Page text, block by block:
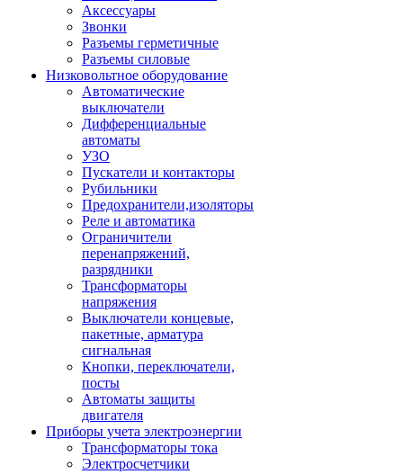
Аксессуары
Звонки
Разъемы герметичные
Разъемы силовые
Низковольтное оборудование
Автоматические
выключатели
Дифференциальные
автоматы
УЗО
Пускатели и контакторы
Рубильники
Предохранители,изоляторы
Реле и автоматика
Ограничители
перенапряжений,
разрядники
Трансформаторы
напряжения
Выключатели концевые,
пакетные, арматура
сигнальная
Кнопки, переключатели,
посты
Автоматы защиты
двигателя
Приборы учета электроэнергии
Трансформаторы тока
Электросчетчики